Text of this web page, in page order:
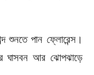
শুনতে পান ফ্লোরেন্স।
ঘাসবন আর ঝোপঝাড়ে